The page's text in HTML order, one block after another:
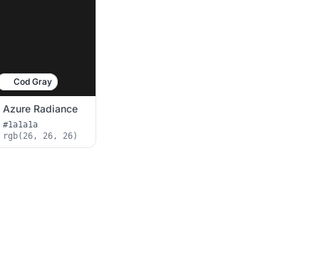
Cod Gray
Azure Radiance
#1a1a1a
rgb(26, 26, 26)